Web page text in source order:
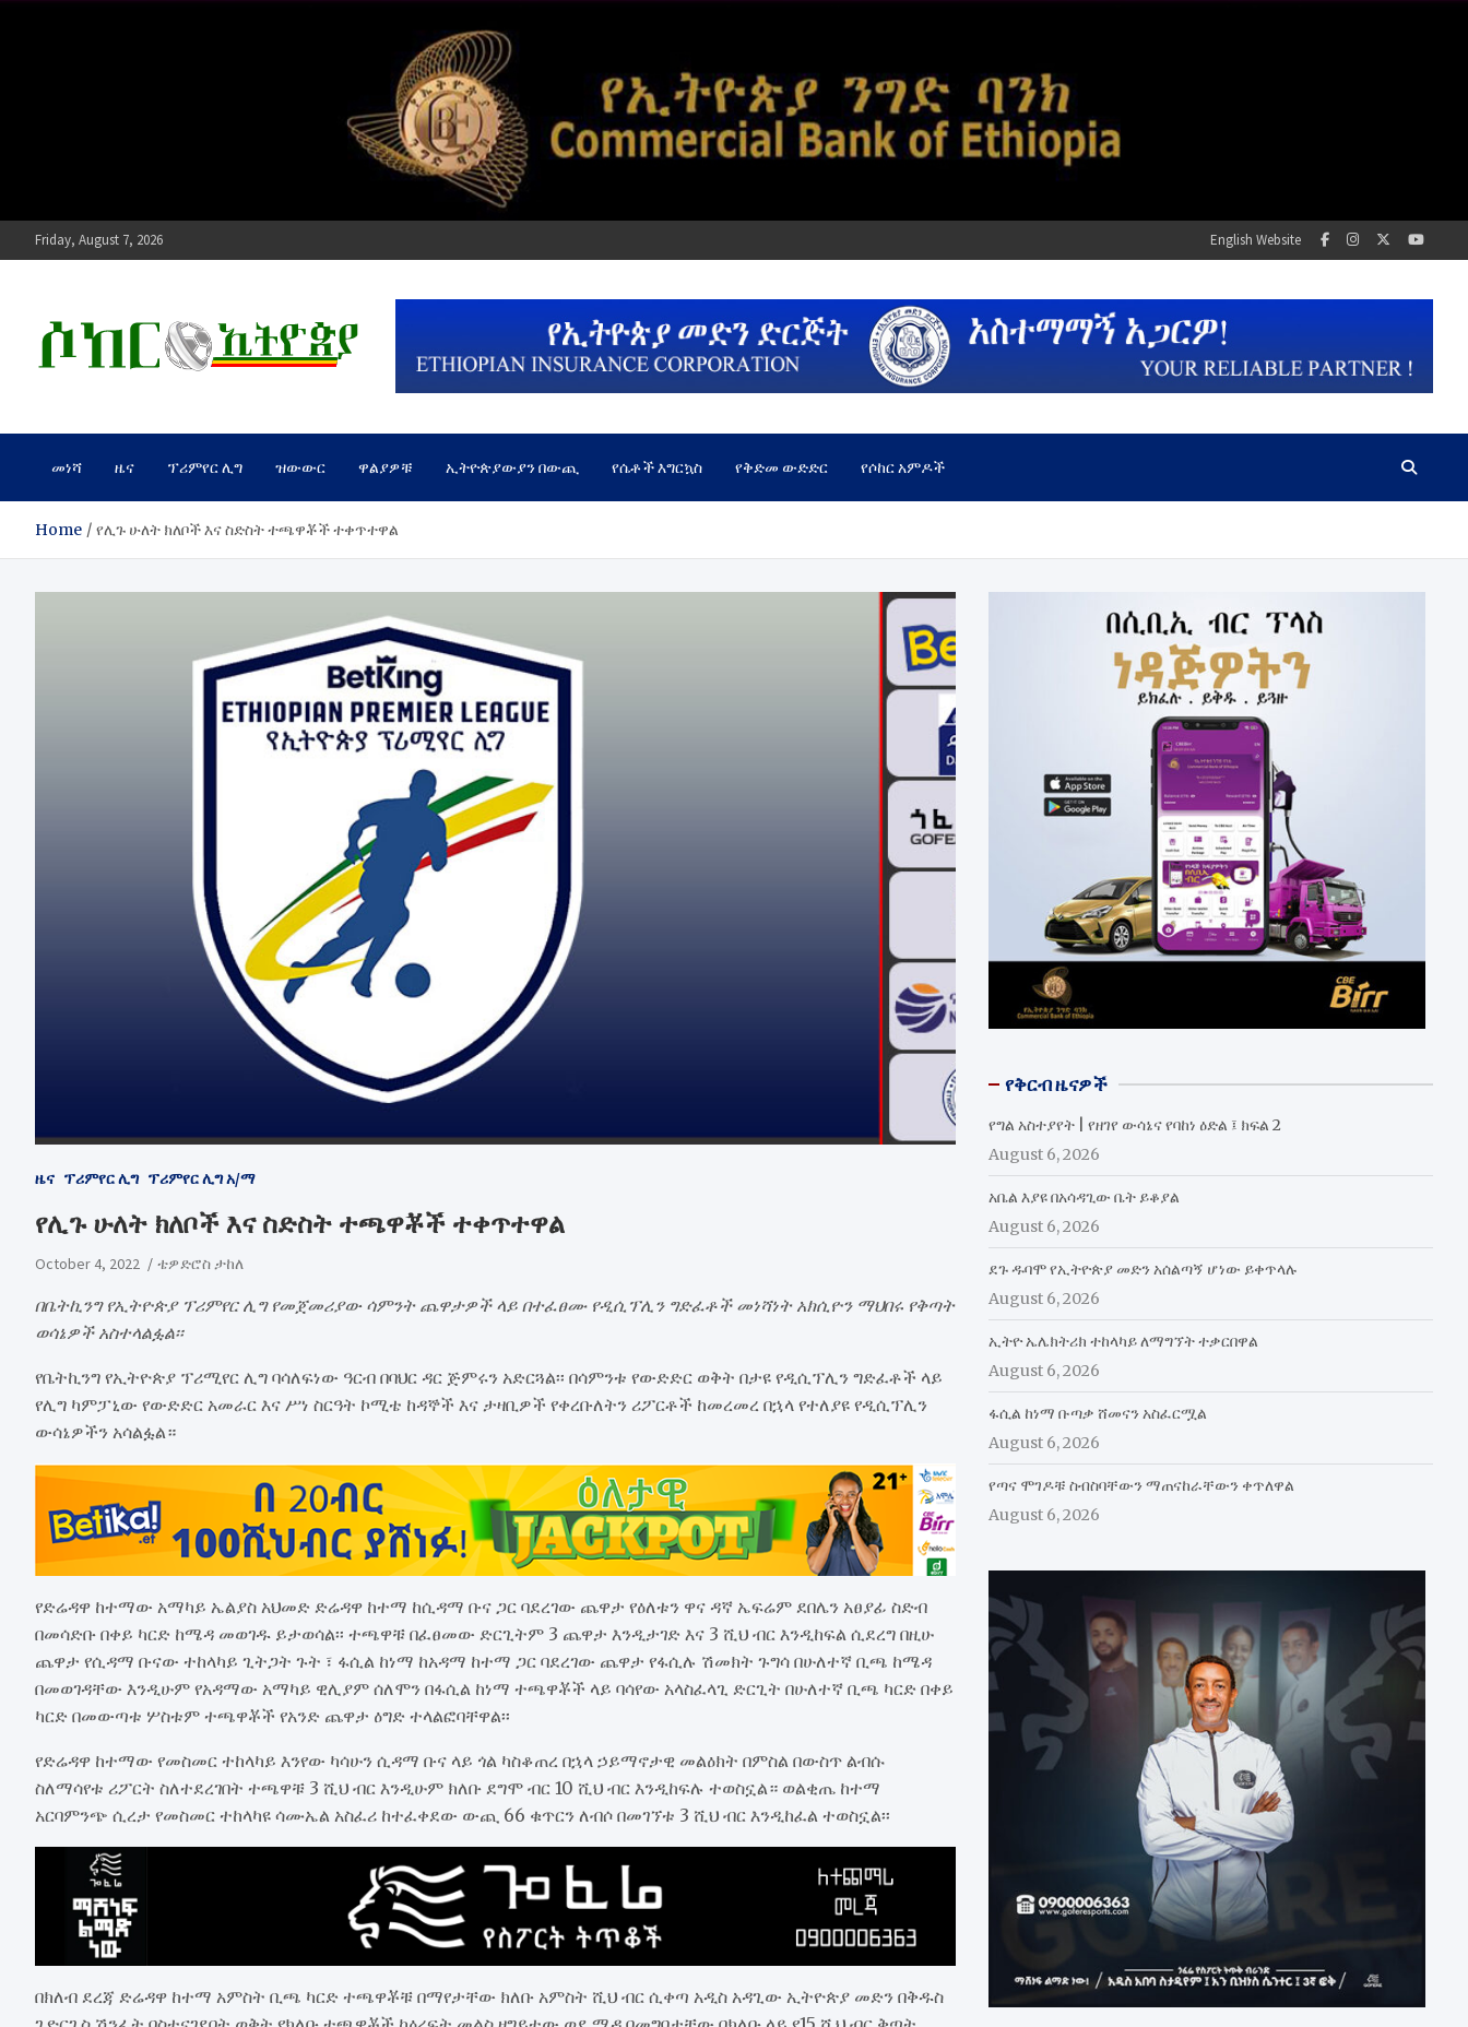
Friday, August 7, 2026 English Website
ሶከር ኢትዮጵያ
መነሻ ዜና ፕሪምየር ሊግ ዝውውር ዋልያዎቹ ኢትዮጵያውያን በውጪ የሴቶች እግርኳስ የቅድመ ውድድር የሶከር አምዶች
Home የሊጉ ሁለት ክለቦች እና ስድስት ተጫዋቾች ተቀጥተዋል
ዜና ፕሪምየር ሊግ ፕሪምየር ሊግ አ/ማ
የሊጉ ሁለት ክለቦች እና ስድስት ተጫዋቾች ተቀጥተዋል
October 4, 2022 ቴዎድሮስ ታከለ
በቤትኪንግ የኢትዮጵያ ፕሪምየር ሊግ የመጀመሪያው ሳምንት ጨዋታዎች ላይ በተፈፀሙ የዲሲፕሊን ግድፈቶች መነሻነት አክሲዮን ማህበሩ የቅጣት
ወሳኔዎች አስተላልፏል፡፡
የቤትኪንግ የኢትዮጵያ ፕሪሚየር ሊግ ባሳለፍነው ዓርብ በባህር ዳር ጅምሩን አድርጓል፡፡ በሳምንቱ የውድድር ወቅት በታዩ የዲሲፕሊን ግድፈቶች ላይ
የሊግ ካምፓኒው የውድድር አመራር እና ሥነ ስርዓት ኮሚቴ ከዳኞች እና ታዛቢዎች የቀረቡለትን ሪፖርቶች ከመረመረ በኋላ የተለያዩ የዲሲፕሊን
ውሳኔዎችን አሳልፏል።
የድሬዳዋ ከተማው አማካይ ኤልያስ አህመድ ድሬዳዋ ከተማ ከሲዳማ ቡና ጋር ባደረገው ጨዋታ የዕለቱን ዋና ዳኛ ኤፍሬም ደበሌን አፀያፊ ስድብ
በመሳድቡ በቀይ ካርድ ከሜዳ መወገዱ ይታወሳል፡፡ ተጫዋቹ በፈፀመው ድርጊትም 3 ጨዋታ እንዲታገድ እና 3 ሺህ ብር እንዲከፍል ሲደረግ በዚሁ
ጨዋታ የሲዳማ ቡናው ተከላካይ ጊትጋት ጉት ፣ ፋሲል ከነማ ከአዳማ ከተማ ጋር ባደረገው ጨዋታ የፋሲሉ ሽመክት ጉግሳ በሁለተኛ ቢጫ ከሜዳ
በመወገዳቸው እንዲሁም የአዳማው አማካይ ዊሊያም ሰለሞን በፋሲል ከነማ ተጫዋቾች ላይ ባሳየው አላስፈላጊ ድርጊት በሁለተኛ ቢጫ ካርድ በቀይ
ካርድ በመውጣቱ ሦስቱም ተጫዋቾች የአንድ ጨዋታ ዕግድ ተላልፎባቸዋል፡፡
የድሬዳዋ ከተማው የመስመር ተከላካይ እንየው ካሳሁን ሲዳማ ቡና ላይ ጎል ካስቆጠረ በኋላ ኃይማኖታዊ መልዕክት በምስል በውስጥ ልብሱ
ስለማሳየቱ ሪፖርት ስለተደረገበት ተጫዋቹ 3 ሺህ ብር እንዲሁም ክለቡ ደግሞ ብር 10 ሺህ ብር እንዲከፍሉ ተወስኗል። ወልቂጤ ከተማ
አርባምንጭ ሲረታ የመስመር ተከላካዩ ሳሙኤል አስፈሪ ከተፈቀደው ውጪ 66 ቁጥርን ለብሶ በመገኘቱ 3 ሺህ ብር እንዲከፈል ተወስኗል፡፡
በክለብ ደረጃ ድሬዳዋ ከተማ አምስት ቢጫ ካርድ ተጫዋቾቹ በማየታቸው ክለቡ አምስት ሺህ ብር ሲቀጣ አዲስ አዳጊው ኢትዮጵያ መድን በቅዱስ
የቅርብ ዜናዎች
የግል አስተያየት | የዘገየ ውሳኔና የባከነ ዕድል ፤ ክፍል 2
August 6, 2026
አቤል እያዩ በአሳዳጊው ቤት ይቆያል
August 6, 2026
ደጉ ዱባሞ የኢትዮጵያ መድን አሰልጣኝ ሆነው ይቀጥላሉ
August 6, 2026
ኢትዮ ኤሌክትሪክ ተከላካይ ለማግኘት ተቃርበዋል
August 6, 2026
ፋሲል ከነማ ቡጣቃ ሸመናን አስፈርሟል
August 6, 2026
የጣና ሞገዶቹ ስብስባቸውን ማጠናከራቸውን ቀጥለዋል
August 6, 2026